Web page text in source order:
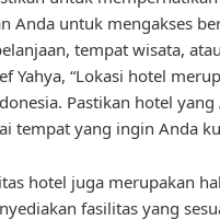
Anda untuk mengakses
tempat wisata,
Yahya, “Lokasi hotel
Pastikan hotel
tempat yang ingin Anda
hotel juga merupakan
fasilitas yang